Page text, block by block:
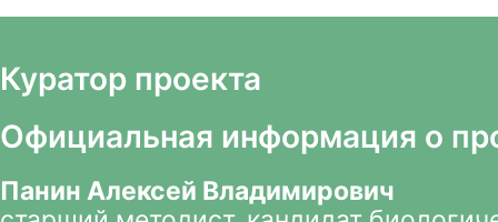
Куратор проекта
Официальная информация о
Панин Алексей Владимирович